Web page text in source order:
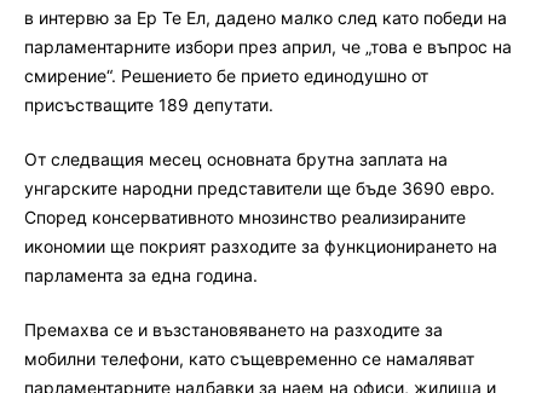
в интервю за Eр Те Ел, дадено малко след като победи на
парламентарните избори през април, че „това е въпрос на
смирение“. Решението бе прието единодушно от
присъстващите 189 депутати.
От следващия месец основната брутна заплата на
унгарските народни представители ще бъде 3690 евро.
Според консервативното мнозинство реализираните
икономии ще покрият разходите за функционирането на
парламента за една година.
Премахва се и възстановяването на разходите за
мобилни телефони, като същевременно се намаляват
парламентарните надбавки за наем на офиси, жилища и